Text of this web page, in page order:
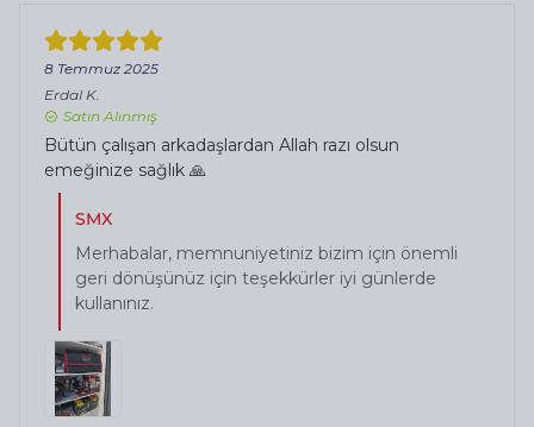
8 Temmuz 2025
Erdal K.
Satın Alınmış
Bütün çalışan arkadaşlardan Allah razı olsun
emeğinize sağlık 🙏
SMX
Merhabalar, memnuniyetiniz bizim için önemli
geri dönüşünüz için teşekkürler iyi günlerde
kullanınız.